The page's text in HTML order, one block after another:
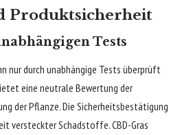
Produktsicherheit
Tests
nur durch unabhängige Tests überprüft
eine neutrale Bewertung der
der Pflanze. Die Sicherheitsbestätigung
versteckter Schadstoffe. CBD-Gras